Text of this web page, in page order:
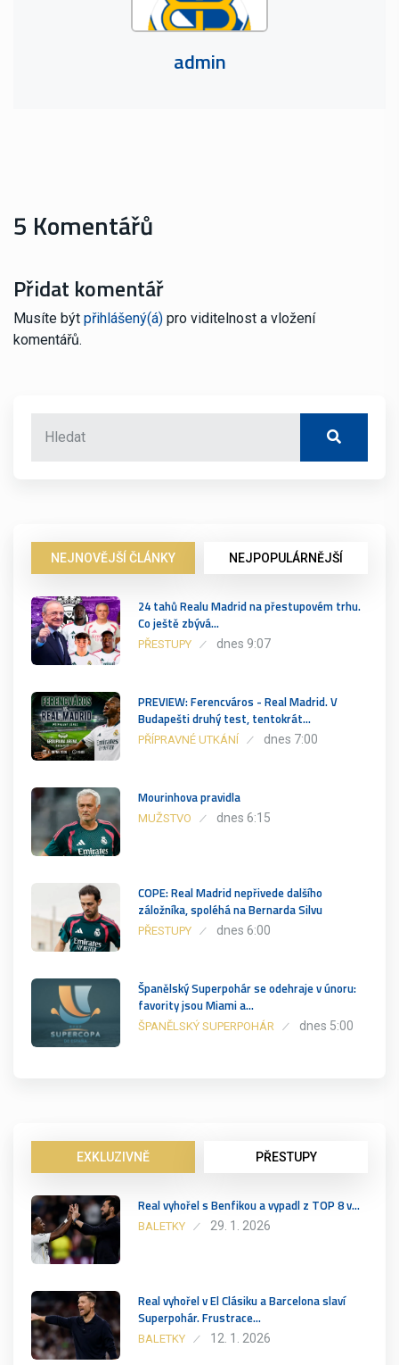
admin
5 Komentářů
Přidat komentář
Musíte být přihlášený(á) pro viditelnost a vložení
komentářů.
NEJNOVĚJŠÍ ČLÁNKY NEJPOPULÁRNĚJŠÍ
24 tahů Realu Madrid na přestupovém trhu.
Co ještě zbývá…
PŘESTUPY dnes 9:07
PREVIEW: Ferencváros - Real Madrid. V
Budapešti druhý test, tentokrát…
PŘÍPRAVNÉ UTKÁNÍ dnes 7:00
Mourinhova pravidla
MUŽSTVO dnes 6:15
COPE: Real Madrid nepřivede dalšího
záložníka, spoléhá na Bernarda Silvu
PŘESTUPY dnes 6:00
Španělský Superpohár se odehraje v únoru:
favority jsou Miami a…
ŠPANĚLSKÝ SUPERPOHÁR dnes 5:00
EXKLUZIVNĚ PŘESTUPY
Real vyhořel s Benfikou a vypadl z TOP 8 v…
BALETKY 29. 1. 2026
Real vyhořel v El Clásiku a Barcelona slaví
Superpohár. Frustrace…
BALETKY 12. 1. 2026